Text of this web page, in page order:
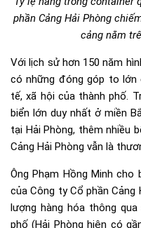
phần Cảng Hải Phòng
cảng nằm
Với lịch sử hơn 150 năm
có những đóng góp to lớn
tế, xã hội của thành phố.
biển lớn duy nhất ở miền
tại Hải Phòng, thêm nhiều
Cảng Hải Phòng vẫn là
Ông Phạm Hồng Minh cho
của Công ty Cổ phần Cảng
lượng hàng hóa thông
phố (Hải Phòng hiện có